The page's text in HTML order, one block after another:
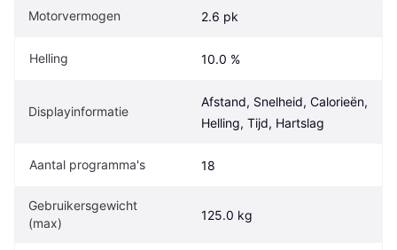
Motorvermogen 2.6 pk
Helling 10.0 %
Displayinformatie
Afstand, Snelheid, Calorieën,
Helling, Tijd, Hartslag
Aantal programma's 18
Gebruikersgewicht
(max)
125.0 kg